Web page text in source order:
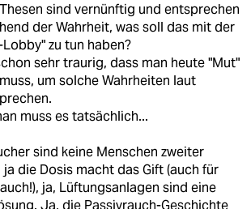
sind vernünftig und entsprechen
der Wahrheit, was soll das mit der
Lobby" zu tun haben?
sehr traurig, dass man heute "Mut"
um solche Wahrheiten laut
muss es tatsächlich...
sind keine Menschen zweiter
ja die Dosis macht das Gift (auch für
ja, Lüftungsanlagen sind eine
Ja, die Passivrauch-Geschichte